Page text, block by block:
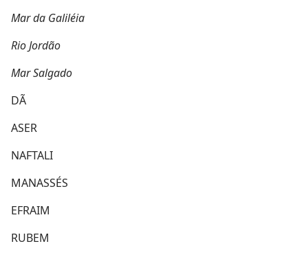
Mar da Galiléia
Rio Jordão
Mar Salgado
DÃ
ASER
NAFTALI
MANASSÉS
EFRAIM
RUBEM